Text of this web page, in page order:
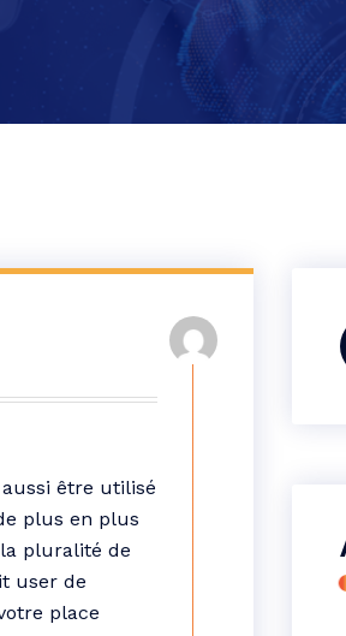
être utilisé
plus en plus
la pluralité de
user de
place